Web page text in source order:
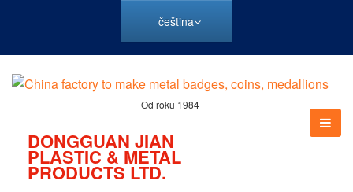
čeština
Od roku 1984
DONGGUAN JIAN
PLASTIC & METAL
PRODUCTS LTD.